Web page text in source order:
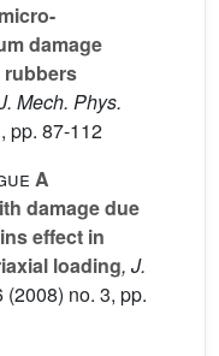
damage
rubbers
Mech. Phys.
pp. 87-112
A
damage due
effect in
loading, J.
(2008) no. 3, pp.